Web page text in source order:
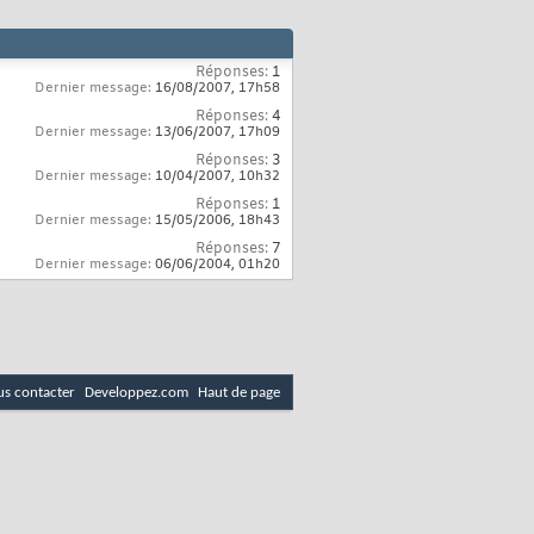
Réponses: 1
Dernier message: 16/08/2007, 17h58
Réponses:4
Dernier message: 13/06/2007, 17h09
Réponses: 3
Dernier message: 10/04/2007, 10h32
Réponses: 1
Dernier message: 15/05/2006, 18h43
Réponses: 7
Dernier message: 06/06/2004, 01h20
contacter Developpez.com Haut de page